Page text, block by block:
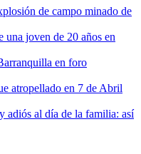
de campo minado de
una joven de 20 años en
en foro
atropellado en 7 de Abril
adiós al día de la familia: así